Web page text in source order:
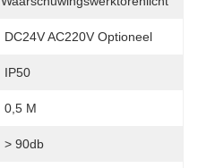
DC24V AC220V Optioneel
IP50
0,5 M
> 90db